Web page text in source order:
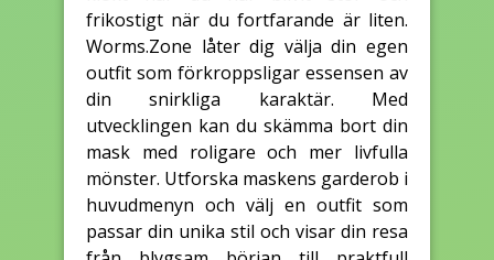
frikostigt när du fortfarande är liten.
Worms.Zone låter dig välja din egen
outfit som förkroppsligar essensen av
din snirkliga karaktär. Med
utvecklingen kan du skämma bort din
mask med roligare och mer livfulla
mönster. Utforska maskens garderob i
huvudmenyn och välj en outfit som
passar din unika stil och visar din resa